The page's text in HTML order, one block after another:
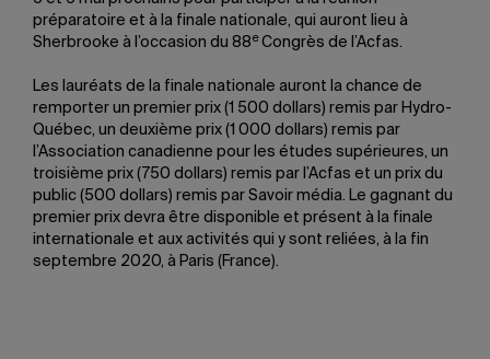
préparatoire et à la finale nationale, qui auront lieu à
Sherbrooke à l’occasion du 88 e Congrès de l’Acfas.
Les lauréats de la finale nationale auront la chance de
remporter un premier prix (1 500 dollars) remis par Hydro-
Québec, un deuxième prix (1 000 dollars) remis par
l’Association canadienne pour les études supérieures, un
troisième prix (750 dollars) remis par l’Acfas et un prix du
public (500 dollars) remis par Savoir média. Le gagnant du
premier prix devra être disponible et présent à la finale
internationale et aux activités qui y sont reliées, à la fin
septembre 2020, à Paris (France).